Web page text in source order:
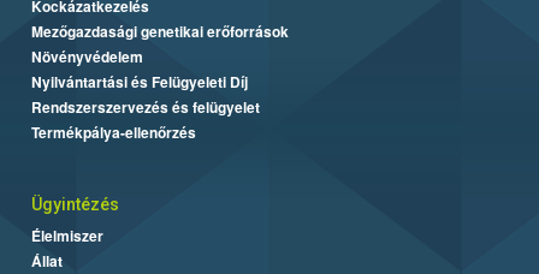
Kockázatkezelés
Mezőgazdasági genetikai erőforrások
Növényvédelem
Nyilvántartási és Felügyeleti Díj
Rendszerszervezés és felügyelet
Termékpálya-ellenőrzés
Ügyintézés
Élelmiszer
Állat